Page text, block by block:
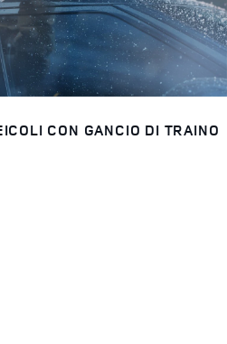
CON GANCIO DI TRAINO